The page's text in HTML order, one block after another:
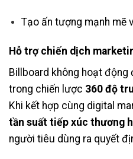
Tạo ấn tượng mạnh mẽ
Hỗ trợ chiến dịch
Billboard không hoạt động
trong chiến lược 360 độ
Khi kết hợp cùng digital
tần suất tiếp xúc thương
người tiêu dùng ra quyết